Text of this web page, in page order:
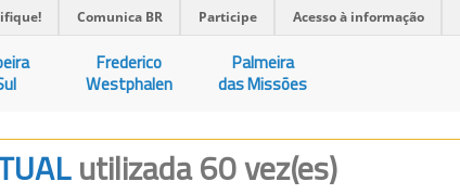
Comunica BR Participe Acesso à informação
Frederico
Westphalen
Palmeira
das Missões
utilizada 60 vez(es)